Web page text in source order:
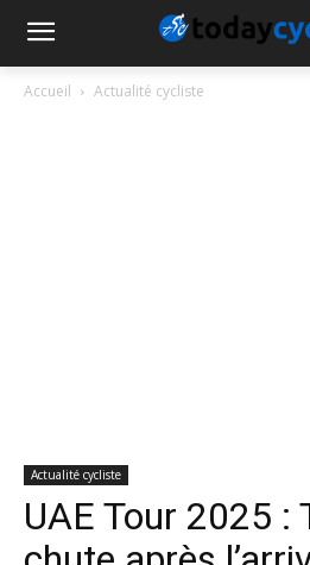
Accueil Actualité cycliste
Actualité cycliste
UAE Tour 2025 :